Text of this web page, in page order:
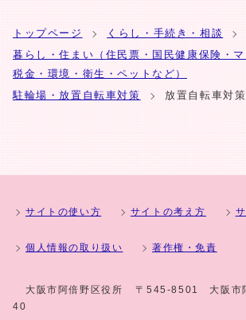
トップページ
くらし・手続き・相談
暮らし・住まい（住民票・国民健康保険・マ
税金・環境・衛生・ペットなど）
駐輪場・放置自転車対策
放置自転車対策
サイトの使い方 サイトの考え方
個人情報の取り扱い 著作権・免責
大阪市阿倍野区役所
〒545-8501 大阪市
40